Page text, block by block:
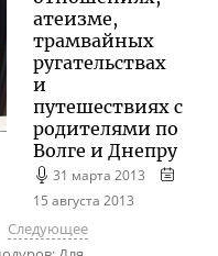
атеизме,
трамвайных
ругательствах
и
путешествиях с
родителями по
Волге и Днепру
31 марта 2013
15 августа 2013
Следующее